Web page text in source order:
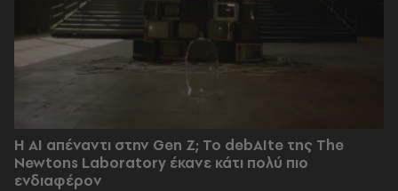
Η AI απέναντι στην Gen Z; Το debAIte της The
Newtons Laboratory έκανε κάτι πολύ πιο
ενδιαφέρον